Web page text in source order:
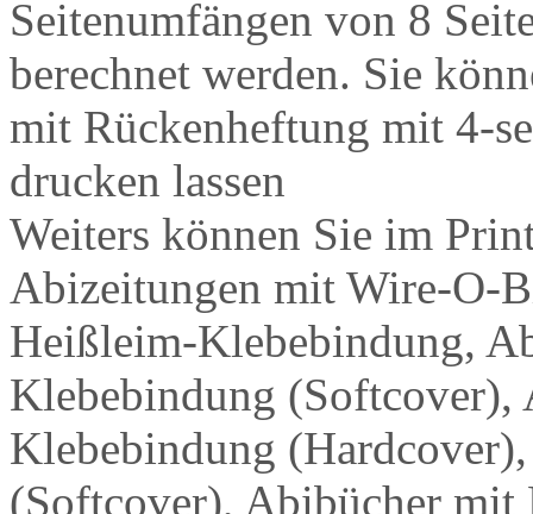
Seitenumfängen von 8
berechnet werden. Sie
mit Rückenheftung mit 4-
drucken lassen
Weiters können Sie im
Abizeitungen mit Wire-O-
Heißleim-Klebebindung,
Klebebindung
Klebebindung
(Softcover), Abibücher mit